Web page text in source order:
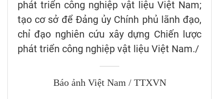
phát triển công nghiệp vật liệu Việt Nam;
tạo cơ sở để Đảng ủy Chính phủ lãnh đạo,
chỉ đạo nghiên cứu xây dựng Chiến lược
phát triển công nghiệp vật liệu Việt Nam./
Báo ảnh Việt Nam / TTXVN